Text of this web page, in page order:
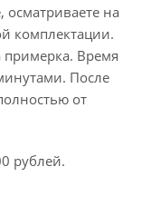
осматриваете на
комплектации.
примерка. Время
После
от
рублей.